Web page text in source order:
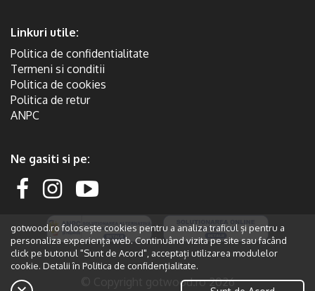
gotwood.ro folosește cookies pentru a analiza traficul și pentru a
personaliza experiența web. Continuând vizita pe site sau facând
click pe butonul "Sunt de Acord", acceptați utilizarea modulelor
cookie. Detalii în Politica de confidențialitate.
Linkuri utile:
Politica de confidentialitate
Termeni si conditii
Politica de cookies
Politica de retur
ANPC
Ne gasiti si pe:
© Copyright gotwood.ro 2026